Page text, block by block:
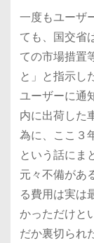
一度もユーザ
ても、国交省
ての市場措置
と」と指示し
ユーザーに通
内に出荷した
為に、ここ３
という話にま
元々不備があ
る費用は実は
かっただけと
だか裏切られ